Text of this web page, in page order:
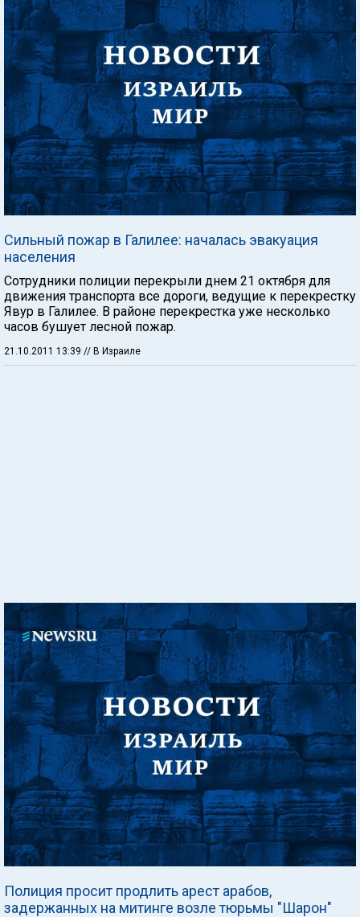
Сильный пожар в Галилее: началась эвакуация
населения
Сотрудники полиции перекрыли днем 21 октября для
движения транспорта все дороги, ведущие к перекрестку
Явур в Галилее. В районе перекрестка уже несколько
часов бушует лесной пожар.
21.10.2011 13:39 // В Израиле
Полиция просит продлить арест арабов,
задержанных на митинге возле тюрьмы "Шарон"